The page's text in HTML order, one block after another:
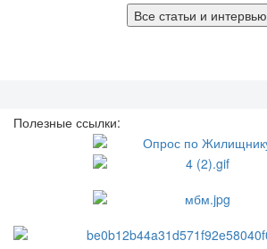
Все статьи и интервью
Полезные ссылки: